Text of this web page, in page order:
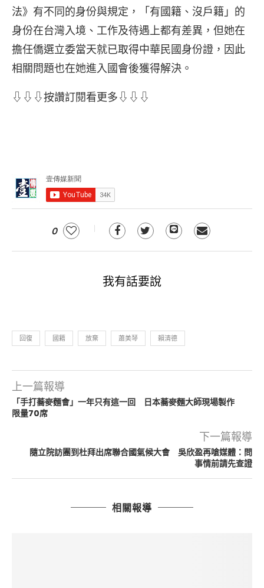
法》有不同的身份與規定，「有國籍、沒戶籍」的
身份在台灣入境、工作及待遇上都有差異，但她在
擔任僑選立委當天就已取得中華民國身份證，因此
相關問題也在她進入國會後獲得解決。
⇩⇩⇩按讚訂閱看更多⇩⇩⇩
0
我有話要說
回復 國籍 放棄 蕭美琴 賴清德
上一篇報導
「手打蕎麥麵會」一年只有這一回 日本蕎麥麵大師現場製作
限量70席
下一篇報導
隨立院訪團到杜拜出席聯合國氣候大會 吳欣盈再嗆媒體：問
事情前請先查證
相關報導